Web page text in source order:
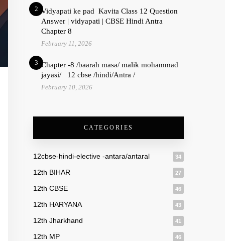
2 Vidyapati ke pad Kavita Class 12 Question
Answer | vidyapati | CBSE Hindi Antra
Chapter 8
February 11, 2026
3 Chapter -8 /baarah masa/ malik mohammad
jayasi/ 12 cbse /hindi/Antra /
February 10, 2026
CATEGORIES
12cbse-hindi-elective -antara/antaral 34
12th BIHAR 27
12th CBSE 46
12th HARYANA 43
12th Jharkhand 41
12th MP 46